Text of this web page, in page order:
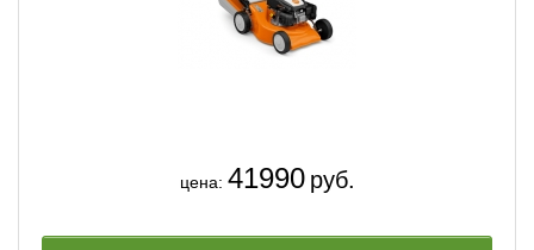
цена: 41990 руб.